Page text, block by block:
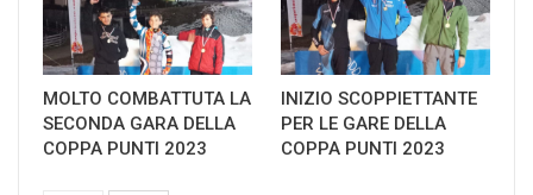
MOLTO COMBATTUTA LA
SECONDA GARA DELLA
COPPA PUNTI 2023
INIZIO SCOPPIETTANTE
PER LE GARE DELLA
COPPA PUNTI 2023